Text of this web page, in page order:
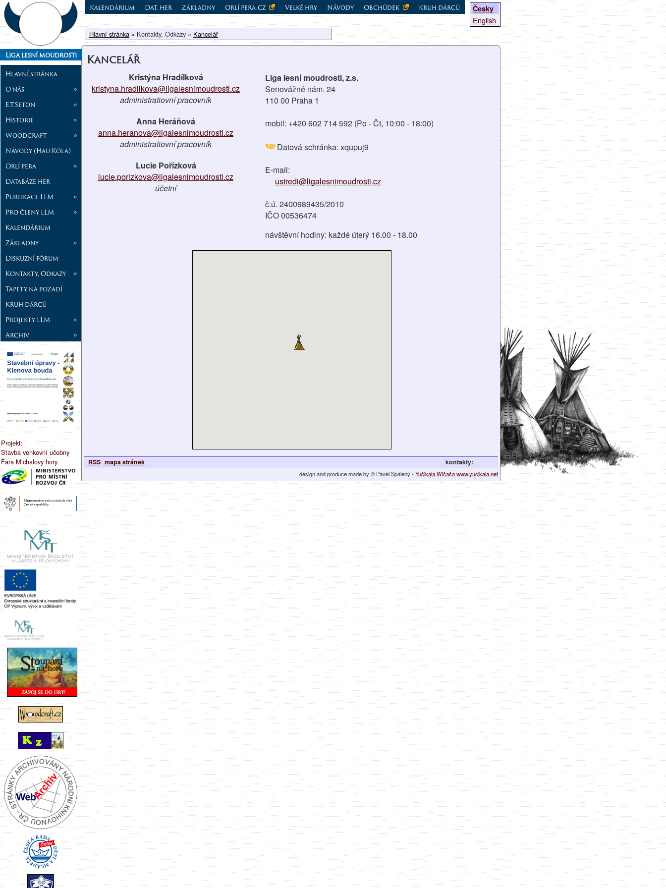
Liga lesní moudrosti
Hlavní stránka
O nás
»
E.T.Seton
»
Historie
»
Woodcraft
»
Návody (Hau Kóla)
Orlí pera
»
Databáze her
Publikace LLM
»
Pro členy LLM
»
Kalendárium
Základny
»
Diskuzní fórum
Kontakty, Odkazy
»
Tapety na pozadí
Kruh dárců
Projekty LLM
»
Archiv
»
Projekt:
Stavba venkovní učebny
Fara Michalovy hory
Česky
English
Kalendárium Dat. her Základny Orlí pera.cz Velké hry Návody Obchůdek Kruh dárců
Hlavní stránka » Kontakty, Odkazy » Kancelář
Kancelář
Kristýna Hradílková
kristyna.hradilkova@ligalesnimoudrosti.cz
administratiovní pracovník
Anna Heráňová
anna.heranova@ligalesnimoudrosti.cz
administratiovní pracovník
Lucie Pořízková
lucie.porizkova@ligalesnimoudrosti.cz
účetní
Liga lesní moudrosti, z.s.
Senovážné nám. 24
110 00 Praha 1
mobil: +420 602 714 592 (Po - Čt, 10:00 - 18:00)
Datová schránka: xqupuj9
E-mail:
ustredi@ligalesnimoudrosti.cz
č.ú. 2400989435/2010
IČO 00536474
návštěvní hodiny: každé úterý 16.00 - 18.00
RSS mapa stránek kontakty:
design and produce made by © Pavel Spálený -Yučikala Wičašawww.yucikala.net